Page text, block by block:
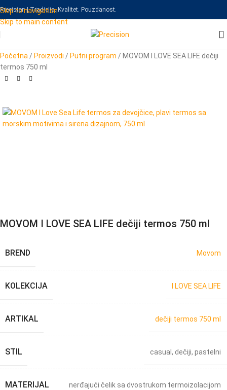
Skip to navigation
Skip to main content
Precision | Tradicija. Kvalitet. Pouzdanost.
Početna / Proizvodi / Putni program / MOVOM I LOVE SEA LIFE dečiji
termos 750 ml
MOVOM I LOVE SEA LIFE dečiji termos 750 ml
BREND Movom
KOLEKCIJA I LOVE SEA LIFE
ARTIKAL dečiji termos 750 ml
STIL casual , dečiji, pastelni
MATERIJAL nerđajući čelik sa dvostrukom termoizolacijom